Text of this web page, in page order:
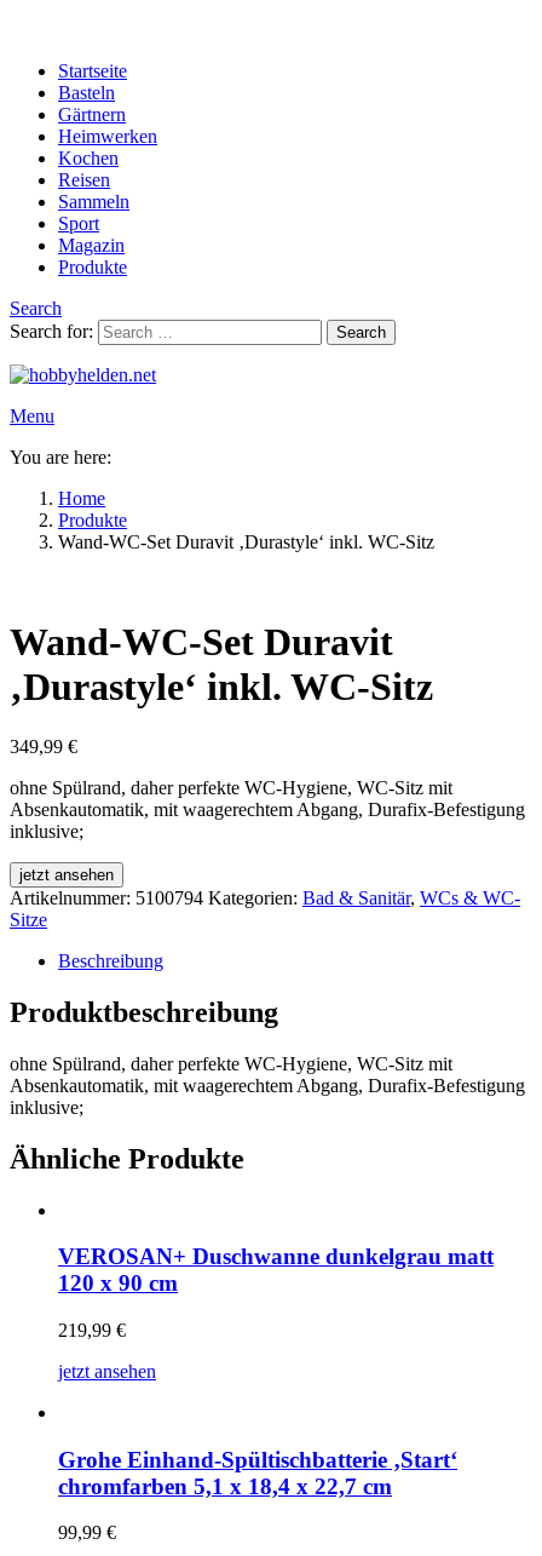
Startseite
Basteln
Gärtnern
Heimwerken
Kochen
Reisen
Sammeln
Sport
Magazin
Produkte
Search
Search for:
Search
Menu
You are here:
Home
Produkte
Wand-WC-Set Duravit ‚Durastyle‘ inkl. WC-Sitz
Wand-WC-Set Duravit
‚Durastyle‘ inkl. WC-Sitz
349,99 €
ohne Spülrand, daher perfekte WC-Hygiene, WC-Sitz mit
Absenkautomatik, mit waagerechtem Abgang, Durafix-Befestigung
inklusive;
jetzt ansehen
Artikelnummer: 5100794 Kategorien: Bad & Sanitär, WCs & WC-
Sitze
Beschreibung
Produktbeschreibung
ohne Spülrand, daher perfekte WC-Hygiene, WC-Sitz mit
Absenkautomatik, mit waagerechtem Abgang, Durafix-Befestigung
inklusive;
Ähnliche Produkte
VEROSAN+ Duschwanne dunkelgrau matt
120 x 90 cm
219,99 €
jetzt ansehen
Grohe Einhand-Spültischbatterie ‚Start‘
chromfarben 5,1 x 18,4 x 22,7 cm
99,99 €